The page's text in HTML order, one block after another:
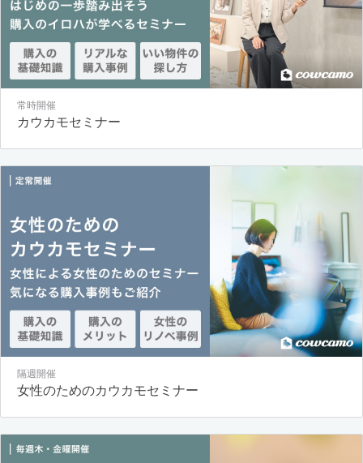
常時開催
カウカモセミナー
隔週開催
女性のためのカウカモセミナー